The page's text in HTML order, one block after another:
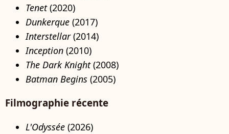
Tenet(2020)
Dunkerque (2017)
Interstellar(2014)
Inception (2010)
The Dark Knight(2008)
Batman Begins (2005)
Filmographie récente
L'Odyssée (2026)